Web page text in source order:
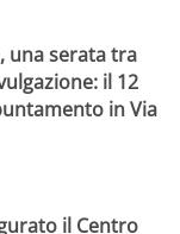
una serata tra
il 12
in Via
il Centro